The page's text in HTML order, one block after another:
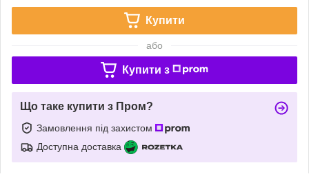
Купити
або
Купити з
Що таке купити з Пром?
Замовлення під захистом
Доступна доставка